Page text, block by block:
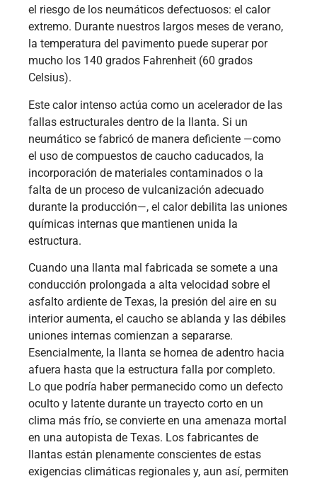
el riesgo de los neumáticos defectuosos: el calor
extremo. Durante nuestros largos meses de verano,
la temperatura del pavimento puede superar por
mucho los 140 grados Fahrenheit (60 grados
Celsius).
Este calor intenso actúa como un acelerador de las
fallas estructurales dentro de la llanta. Si un
neumático se fabricó de manera deficiente —como
el uso de compuestos de caucho caducados, la
incorporación de materiales contaminados o la
falta de un proceso de vulcanización adecuado
durante la producción—, el calor debilita las uniones
químicas internas que mantienen unida la
estructura.
Cuando una llanta mal fabricada se somete a una
conducción prolongada a alta velocidad sobre el
asfalto ardiente de Texas, la presión del aire en su
interior aumenta, el caucho se ablanda y las débiles
uniones internas comienzan a separarse.
Esencialmente, la llanta se hornea de adentro hacia
afuera hasta que la estructura falla por completo.
Lo que podría haber permanecido como un defecto
oculto y latente durante un trayecto corto en un
clima más frío, se convierte en una amenaza mortal
en una autopista de Texas. Los fabricantes de
llantas están plenamente conscientes de estas
exigencias climáticas regionales y, aun así, permiten